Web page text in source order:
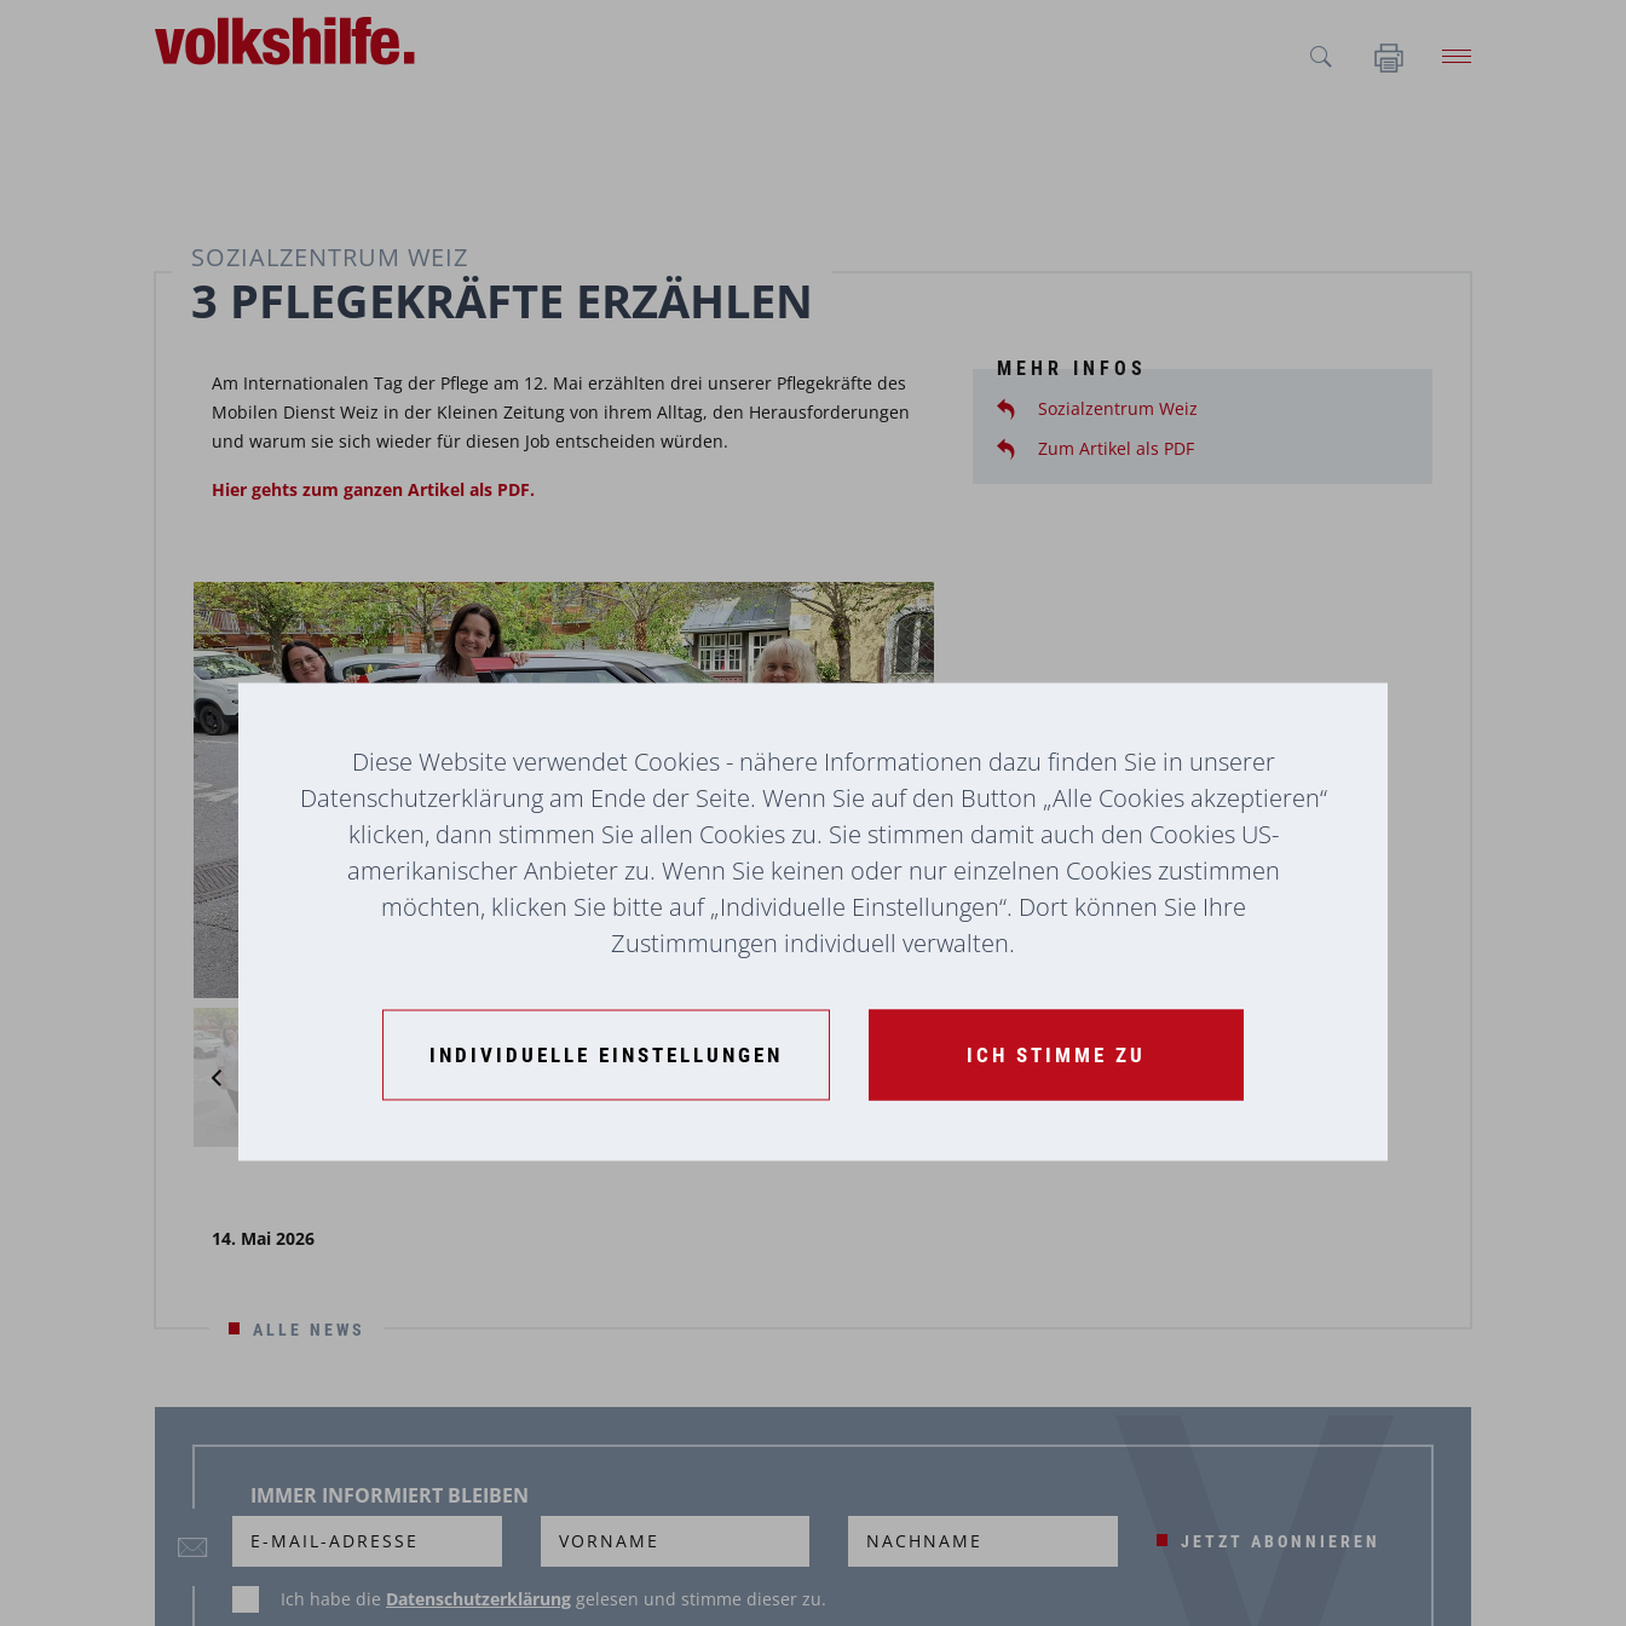
SOZIALZENTRUM WEIZ
3 PFLEGEKRÄFTE ERZÄHLEN
Am Internationalen Tag der Pflege am 12. Mai erzählten drei unserer Pflegekräfte des
Mobilen Dienst Weiz in der Kleinen Zeitung von ihrem Alltag, den Herausforderungen
und warum sie sich wieder für diesen Job entscheiden würden.
Hier gehts zum ganzen Artikel als PDF.
14. Mai 2026
MEHR INFOS
Sozialzentrum Weiz
Zum Artikel als PDF
ALLE NEWS
IMMER INFORMIERT BLEIBEN
JETZT ABONNIEREN
Ich habe die Datenschutzerklärung gelesen und stimme dieser zu.
Diese Website verwendet Cookies - nähere Informationen dazu finden Sie in unserer
Datenschutzerklärung am Ende der Seite. Wenn Sie auf den Button „Alle Cookies akzeptieren“
klicken, dann stimmen Sie allen Cookies zu. Sie stimmen damit auch den Cookies US-
amerikanischer Anbieter zu. Wenn Sie keinen oder nur einzelnen Cookies zustimmen
möchten, klicken Sie bitte auf „Individuelle Einstellungen“. Dort können Sie Ihre
Zustimmungen individuell verwalten.
INDIVIDUELLE EINSTELLUNGEN ICH STIMME ZU